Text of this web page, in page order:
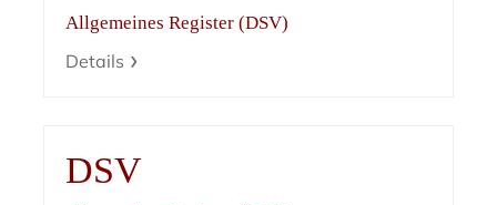
Allgemeines Register (DSV)
Details
DSV